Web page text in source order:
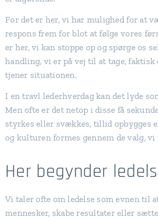
For det er her, vi har mulighed for at
respons frem for blot at følge vores
er her, vi kan stoppe op og spørge os
handling, vi er på vej til at tage, faktisk
tjener situationen.
I en travl lederhverdag kan det lyde
Men ofte er det netop i disse få
styrkes eller svækkes, tillid opbygges
og kulturen formes gennem de valg,
Her begynder
Vi taler ofte om ledelse som evnen til
mennesker, skabe resultater eller